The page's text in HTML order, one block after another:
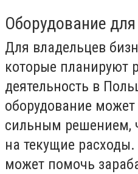
Оборудование
Для владельцев
которые планируют
деятельность в
оборудование
сильным решением,
на текущие
может помочь